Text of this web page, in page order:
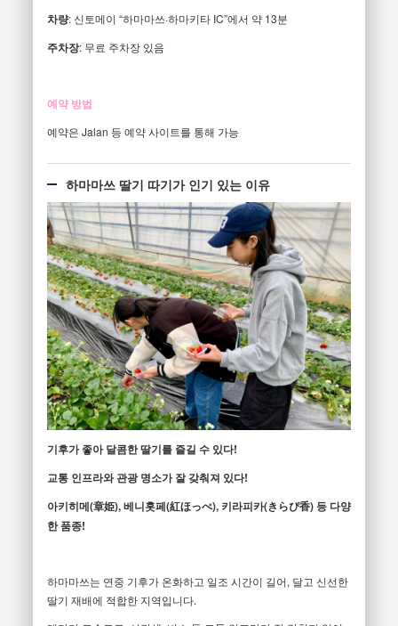
차량: 신토메이 “하마마쓰·하마키타 IC”에서 약 13분
주차장: 무료 주차장 있음
예약 방법
예약은 Jalan 등 예약 사이트를 통해 가능
하마마쓰 딸기 따기가 인기 있는 이유
기후가 좋아 달콤한 딸기를 즐길 수 있다!
교통 인프라와 관광 명소가 잘 갖춰져 있다!
아키히메(章姫), 베니홋페(紅ほっぺ), 키라피카(きらぴ香) 등 다양
한 품종!
하마마쓰는 연중 기후가 온화하고 일조 시간이 길어, 달고 신선한
딸기 재배에 적합한 지역입니다.